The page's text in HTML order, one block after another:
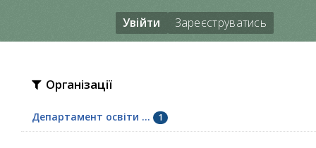
Увійти Зареєструватись
Організації
Департамент освіти ... 1